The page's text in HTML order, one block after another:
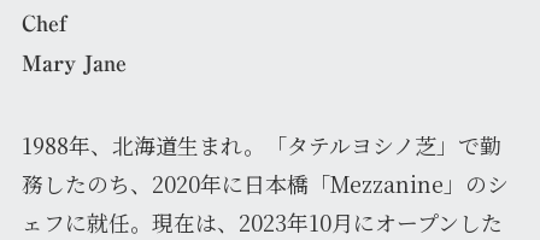
Chef
Mary Jane
1988年、北海道生まれ。「タテルヨシノ芝」で勤
務したのち、2020年に日本橋「Mezzanine」のシ
ェフに就任。現在は、2023年10月にオープンした